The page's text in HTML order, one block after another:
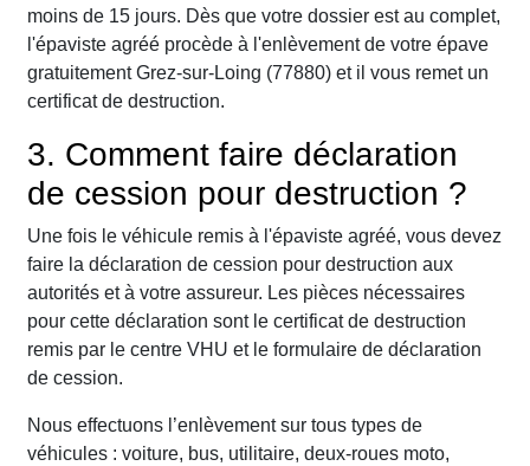
moins de 15 jours. Dès que votre dossier est au complet,
l'épaviste agréé procède à l'enlèvement de votre épave
gratuitement Grez-sur-Loing (77880) et il vous remet un
certificat de destruction.
3. Comment faire déclaration
de cession pour destruction ?
Une fois le véhicule remis à l'épaviste agréé, vous devez
faire la déclaration de cession pour destruction aux
autorités et à votre assureur. Les pièces nécessaires
pour cette déclaration sont le certificat de destruction
remis par le centre VHU et le formulaire de déclaration
de cession.
Nous effectuons l’enlèvement sur tous types de
véhicules : voiture, bus, utilitaire, deux-roues moto,